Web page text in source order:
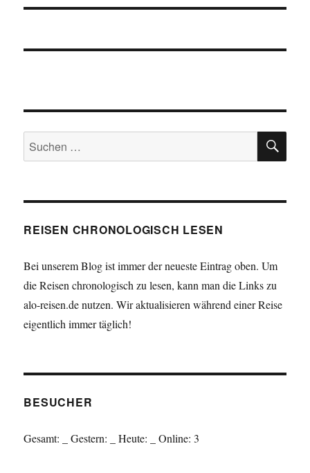
Suchen
nach:
REISEN CHRONOLOGISCH LESEN
Bei unserem Blog ist immer der neueste Eintrag oben. Um
die Reisen chronologisch zu lesen, kann man die Links zu
alo-reisen.de nutzen. Wir aktualisieren während einer Reise
eigentlich immer täglich!
BESUCHER
Gesamt: Gestern: Heute: Online: 3